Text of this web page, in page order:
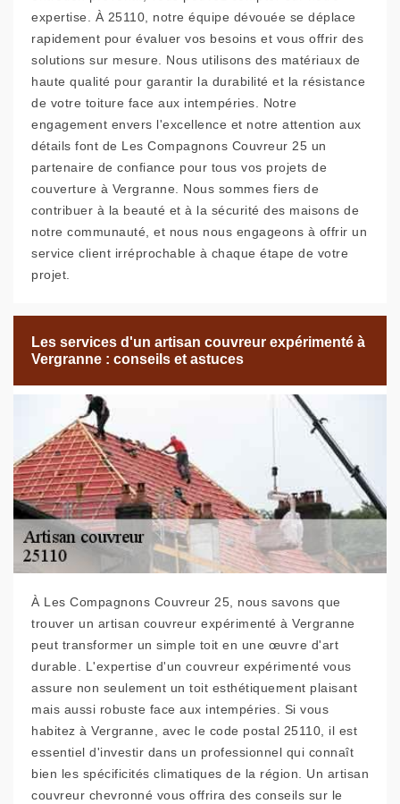
expertise. À 25110, notre équipe dévouée se déplace
rapidement pour évaluer vos besoins et vous offrir des
solutions sur mesure. Nous utilisons des matériaux de
haute qualité pour garantir la durabilité et la résistance
de votre toiture face aux intempéries. Notre
engagement envers l'excellence et notre attention aux
détails font de Les Compagnons Couvreur 25 un
partenaire de confiance pour tous vos projets de
couverture à Vergranne. Nous sommes fiers de
contribuer à la beauté et à la sécurité des maisons de
notre communauté, et nous nous engageons à offrir un
service client irréprochable à chaque étape de votre
projet.
Les services d'un artisan couvreur expérimenté à
Vergranne : conseils et astuces
À Les Compagnons Couvreur 25, nous savons que
trouver un artisan couvreur expérimenté à Vergranne
peut transformer un simple toit en une œuvre d'art
durable. L'expertise d'un couvreur expérimenté vous
assure non seulement un toit esthétiquement plaisant
mais aussi robuste face aux intempéries. Si vous
habitez à Vergranne, avec le code postal 25110, il est
essentiel d'investir dans un professionnel qui connaît
bien les spécificités climatiques de la région. Un artisan
couvreur chevronné vous offrira des conseils sur le